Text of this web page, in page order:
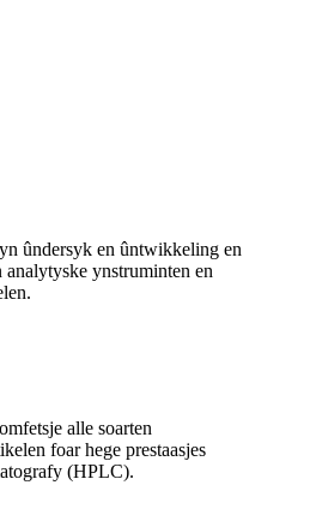
ûndersyk en ûntwikkeling en
analytyske ynstruminten en
alle soarten
foar hege prestaasjes
(HPLC).